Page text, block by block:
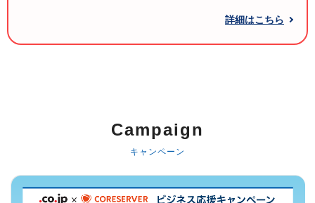
詳細はこちら
Campaign
キャンペーン